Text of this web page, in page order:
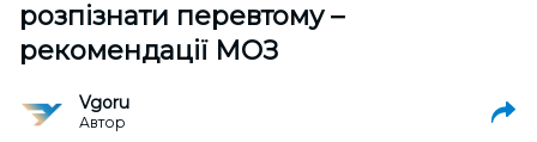
розпізнати перевтому –
рекомендації МОЗ
Vgoru
Автор